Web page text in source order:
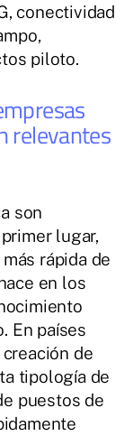
conectividad
piloto.
relevantes
son
lugar,
rápida de
en los
En países
de
tipología de
puestos de